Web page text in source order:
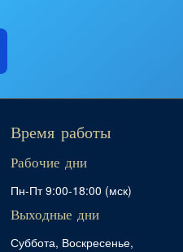
Время работы
Рабочие дни
Пн-Пт 9:00-18:00 (мск)
Выходные дни
Суббота, Воскресенье,